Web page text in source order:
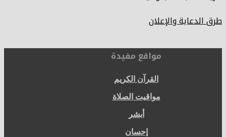
طرق الدعاية والإعلان
مواقع مفيدة
القرآن الكريم
مواقيت الصلاة
أبشر
إحسان